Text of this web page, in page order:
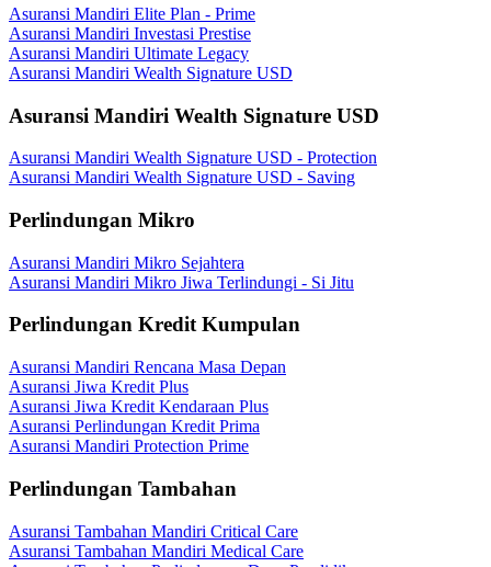
Asuransi Mandiri Elite Plan - Prime
Asuransi Mandiri Investasi Prestise
Asuransi Mandiri Ultimate Legacy
Asuransi Mandiri Wealth Signature USD
Asuransi Mandiri Wealth Signature USD
Asuransi Mandiri Wealth Signature USD - Protection
Asuransi Mandiri Wealth Signature USD - Saving
Perlindungan Mikro
Asuransi Mandiri Mikro Sejahtera
Asuransi Mandiri Mikro Jiwa Terlindungi - Si Jitu
Perlindungan Kredit Kumpulan
Asuransi Mandiri Rencana Masa Depan
Asuransi Jiwa Kredit Plus
Asuransi Jiwa Kredit Kendaraan Plus
Asuransi Perlindungan Kredit Prima
Asuransi Mandiri Protection Prime
Perlindungan Tambahan
Asuransi Tambahan Mandiri Critical Care
Asuransi Tambahan Mandiri Medical Care